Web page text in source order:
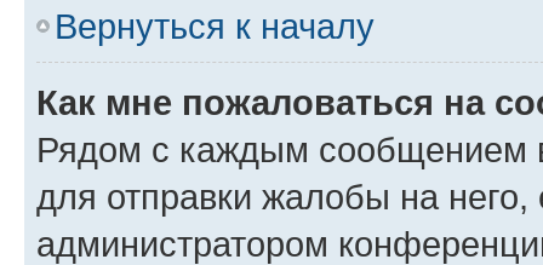
Вернуться к началу
Как мне пожаловаться на
Рядом с каждым сообщением
для отправки жалобы на
администратором